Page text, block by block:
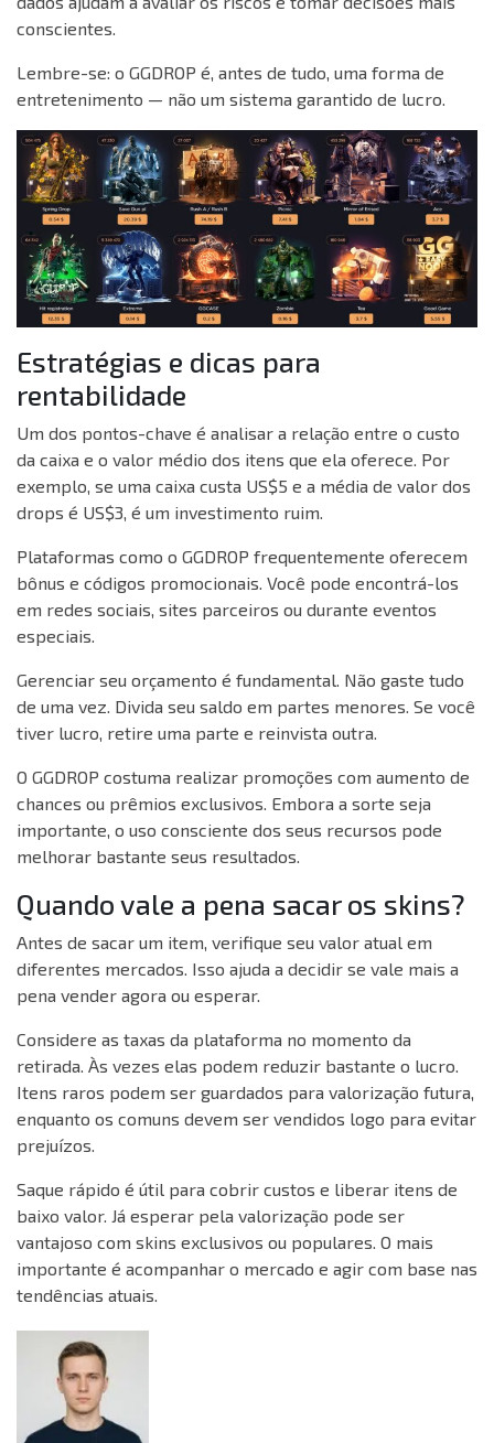
conscientes.
Lembre-se: o GGDROP é, antes de tudo, uma forma de
entretenimento — não um sistema garantido de lucro.
Estratégias e dicas para
rentabilidade
Um dos pontos-chave é analisar a relação entre o custo
da caixa e o valor médio dos itens que ela oferece. Por
exemplo, se uma caixa custa US$5 e a média de valor dos
drops é US$3, é um investimento ruim.
Plataformas como o GGDROP frequentemente oferecem
bônus e códigos promocionais. Você pode encontrá-los
em redes sociais, sites parceiros ou durante eventos
especiais.
Gerenciar seu orçamento é fundamental. Não gaste tudo
de uma vez. Divida seu saldo em partes menores. Se você
tiver lucro, retire uma parte e reinvista outra.
O GGDROP costuma realizar promoções com aumento de
chances ou prêmios exclusivos. Embora a sorte seja
importante, o uso consciente dos seus recursos pode
melhorar bastante seus resultados.
Quando vale a pena sacar os skins?
Antes de sacar um item, verifique seu valor atual em
diferentes mercados. Isso ajuda a decidir se vale mais a
pena vender agora ou esperar.
Considere as taxas da plataforma no momento da
retirada. Às vezes elas podem reduzir bastante o lucro.
Itens raros podem ser guardados para valorização futura,
enquanto os comuns devem ser vendidos logo para evitar
prejuízos.
Saque rápido é útil para cobrir custos e liberar itens de
baixo valor. Já esperar pela valorização pode ser
vantajoso com skins exclusivos ou populares. O mais
importante é acompanhar o mercado e agir com base nas
tendências atuais.